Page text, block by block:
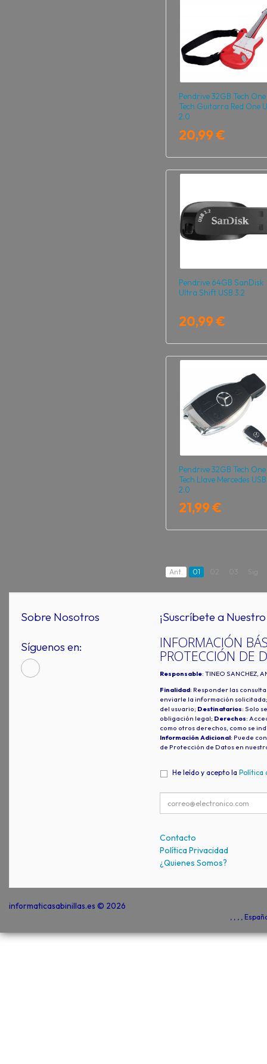
Pendrive 32GB Tech One
Tech Guitarra Red One
2.0
20,99 €
Pendrive 64GB SanDisk
Ultra Shift USB 3.2
20,99 €
Pendrive 32GB Tech One
Tech Llave Mercedes USB
2.0
21,99 €
Ant. 01 03
Sobre Nosotros
Síguenos en:
¡Suscríbete a
INFORMACIÓN
PROTECCIÓN DE
Responsable: TINEO SANCHEZ,
Finalidad: Responder las
enviarle la información
del usuario; Destinatarios: Solo
obligación legal; Derechos:
como otros derechos, como se
Información Adicional: Puede
de Protección de Datos en
He leído y acepto la Política
Contacto
Política Privacidad
¿Quienes Somos?
informaticasabinillas.es © 2026
, , , ,